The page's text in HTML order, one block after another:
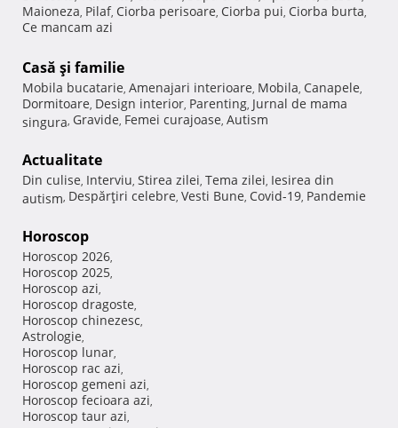
Maioneza, Pilaf, Ciorba perisoare, Ciorba pui, Ciorba burta,
Ce mancam azi
Casă şi familie
Mobila bucatarie, Amenajari interioare, Mobila, Canapele,
Dormitoare, Design interior, Parenting, Jurnal de mama
singura, Gravide, Femei curajoase, Autism
Actualitate
Din culise, Interviu, Stirea zilei, Tema zilei, Iesirea din
autism, Despărţiri celebre, Vesti Bune, Covid-19, Pandemie
Horoscop
Horoscop 2026,
Horoscop 2025,
Horoscop azi,
Horoscop dragoste,
Horoscop chinezesc,
Astrologie,
Horoscop lunar,
Horoscop rac azi,
Horoscop gemeni azi,
Horoscop fecioara azi,
Horoscop taur azi,